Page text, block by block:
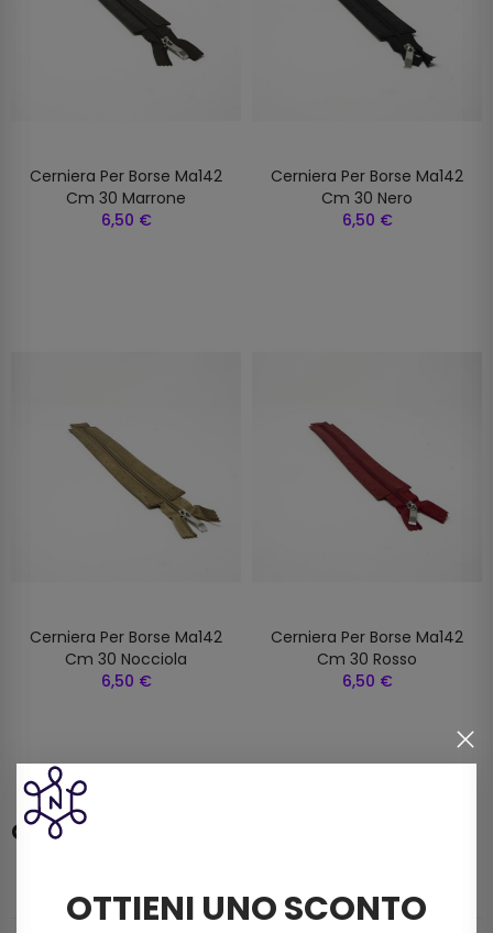
Cerniera Per Borse Ma142
Cm 30 Marrone
6,50 €
Cerniera Per Borse Ma142
Cm 30 Nero
6,50 €
Cerniera Per Borse Ma142
Cm 30 Nocciola
6,50 €
Cerniera Per Borse Ma142
Cm 30 Rosso
6,50 €
Categorie
CATALOGO
OTTIENI UNO SCONTO